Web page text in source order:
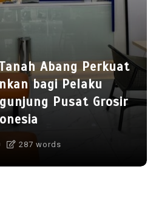
Abang Perkuat
bagi Pelaku
Pusat Grosir
287 words